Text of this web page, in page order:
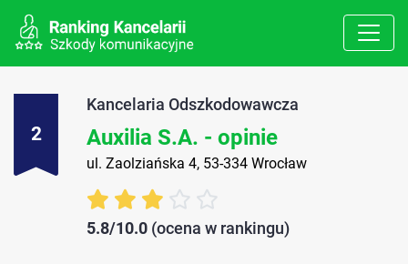
2
Kancelaria Odszkodowawcza
Auxilia S.A. - opinie
ul. Zaolziańska 4, 53-334 Wrocław
5.8/10.0 (ocena w rankingu)